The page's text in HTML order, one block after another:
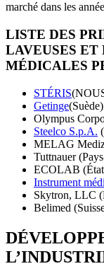
marché dans les
LISTE DES
LAVEUSES ET
MÉDICALES
STÉRIS
Getinge(Suède)
Olympus
Steelco S.p.A.
MELAG
Tuttnauer
ECOLAB
Instrument
Skytron, LLC
Belimed